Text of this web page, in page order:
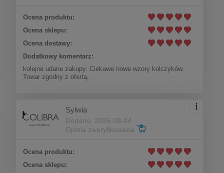
Ocena produktu:
Ocena sklepu:
Ocena dostawy:
Dodatkowy komentarz:
kolejne udane zakupy. Ciekawe nowe wzory kolczyków.
Towar zgodny z ofertą.
Sylwia
Dodano: 2026-08-04
Opinia zweryfikowana
Ocena produktu:
Ocena sklepu: